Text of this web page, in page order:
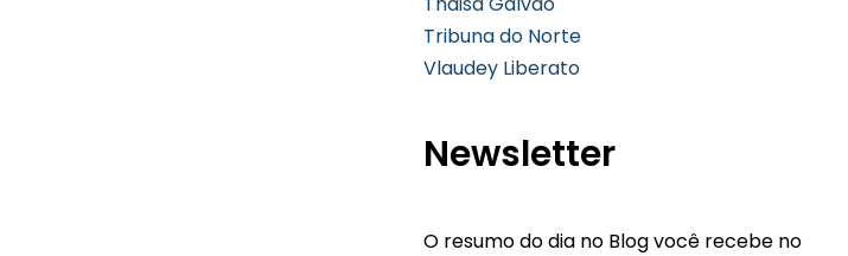
Tribuna do Norte
Vlaudey Liberato
Newsletter
O resumo do dia no Blog você recebe no